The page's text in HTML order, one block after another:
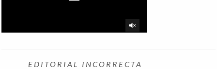
EDITORIAL INCORRECTA